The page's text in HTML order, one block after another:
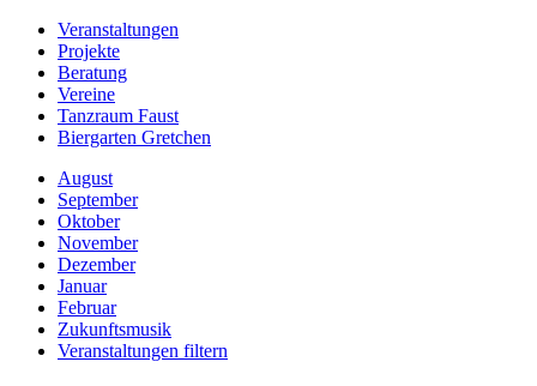
Veranstaltungen
Projekte
Beratung
Vereine
Tanzraum Faust
Biergarten Gretchen
August
September
Oktober
November
Dezember
Januar
Februar
Zukunftsmusik
Veranstaltungen filtern